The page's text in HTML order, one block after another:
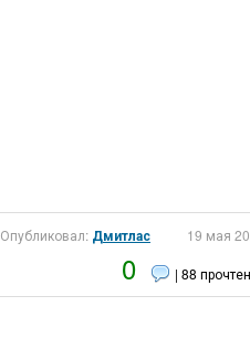
Опубликовал: Дмитлас 19 мая
0 | 88